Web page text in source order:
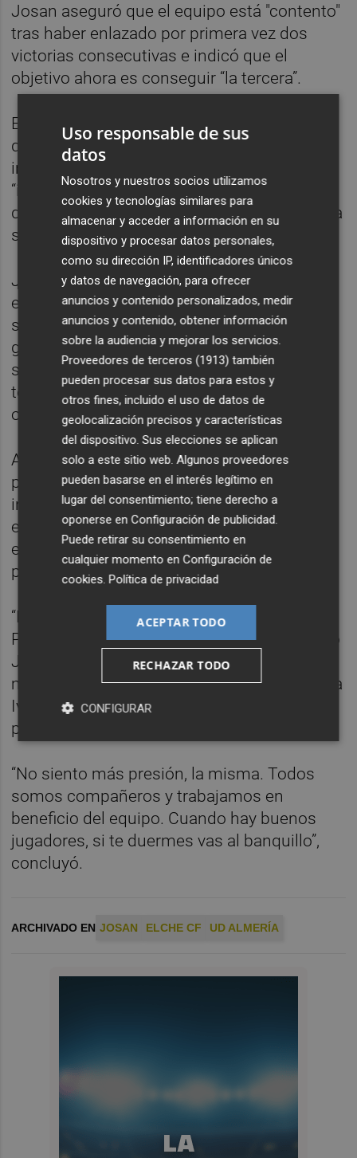
Josan aseguró que el equipo está "contento"
tras haber enlazado por primera vez dos
victorias consecutivas e indicó que el
objetivo ahora es conseguir “la tercera”.
El jugador de Crevillente entendió la ilusión
que se vive en el entorno del Elche, pero
insistió en que el mensaje del vestuario es
“intentar ganar todos los partidos y a partir
de ahí el tiempo nos dirá dónde nos vamos a
situar”.
Josan se mostró confiado en que el
entrenador, José Rojo "Pacheta", encontrará
soluciones para configurar un equipo de
garantías a pesar de las bajas que sufre,
sobre todo en la medular, y recordó que el
técnico ya utilizó a jugadores de forma
ocasional en esa posición con éxito.
A nivel personal Josan, titular en los últimos
partidos, dijo encontrarse bien con
independencia de la banda en la que lo sitúe
el entrenador y elogió el rendimiento que
está ofreciendo el canterano Óscar Gil en su
primer año como profesional.
“Es un gladiador y está muy seguro atrás.
Para desbordarlo hay que sudar sangre”, dijo
Josan, quien negó estar especialmente
motivado por haber relegado a la suplencia a
Iván Sánchez, el mejor jugador del Elche el
pasado curso.
“No siento más presión, la misma. Todos
somos compañeros y trabajamos en
beneficio del equipo. Cuando hay buenos
jugadores, si te duermes vas al banquillo”,
concluyó.
ARCHIVADO EN JOSAN ELCHE CF UD ALMERÍA
Uso responsable de sus
datos
Nosotros y nuestros socios utilizamos
cookies y tecnologías similares para
almacenar y acceder a información en su
dispositivo y procesar datos personales,
como su dirección IP, identificadores únicos
y datos de navegación, para ofrecer
anuncios y contenido personalizados, medir
anuncios y contenido, obtener información
sobre la audiencia y mejorar los servicios.
Proveedores de terceros (1913) también
pueden procesar sus datos para estos y
otros fines, incluido el uso de datos de
geolocalización precisos y características
del dispositivo. Sus elecciones se aplican
solo a este sitio web. Algunos proveedores
pueden basarse en el interés legítimo en
lugar del consentimiento; tiene derecho a
oponerse enConfiguración de publicidad
Puede retirar su consentimiento en
cualquier momento enConfiguración de
cookies .Política de privacidad
ACEPTAR TODO
RECHAZAR TODO
CONFIGURAR